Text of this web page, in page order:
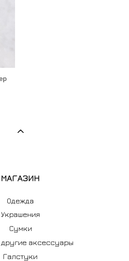
МАГАЗИН
Одежда
Украшения
Сумки
аксессуары
Галстуки